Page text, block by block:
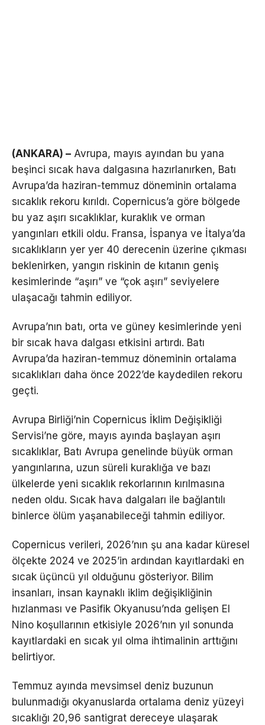
(ANKARA) – Avrupa, mayıs ayından bu yana
beşinci sıcak hava dalgasına hazırlanırken, Batı
Avrupa’da haziran-temmuz döneminin ortalama
sıcaklık rekoru kırıldı. Copernicus’a göre bölgede
bu yaz aşırı sıcaklıklar, kuraklık ve orman
yangınları etkili oldu. Fransa, İspanya ve İtalya’da
sıcaklıkların yer yer 40 derecenin üzerine çıkması
beklenirken, yangın riskinin de kıtanın geniş
kesimlerinde “aşırı” ve “çok aşırı” seviyelere
ulaşacağı tahmin ediliyor.
Avrupa’nın batı, orta ve güney kesimlerinde yeni
bir sıcak hava dalgası etkisini artırdı. Batı
Avrupa’da haziran-temmuz döneminin ortalama
sıcaklıkları daha önce 2022’de kaydedilen rekoru
geçti.
Avrupa Birliği’nin Copernicus İklim Değişikliği
Servisi’ne göre, mayıs ayında başlayan aşırı
sıcaklıklar, Batı Avrupa genelinde büyük orman
yangınlarına, uzun süreli kuraklığa ve bazı
ülkelerde yeni sıcaklık rekorlarının kırılmasına
neden oldu. Sıcak hava dalgaları ile bağlantılı
binlerce ölüm yaşanabileceği tahmin ediliyor.
Copernicus verileri, 2026’nın şu ana kadar küresel
ölçekte 2024 ve 2025’in ardından kayıtlardaki en
sıcak üçüncü yıl olduğunu gösteriyor. Bilim
insanları, insan kaynaklı iklim değişikliğinin
hızlanması ve Pasifik Okyanusu’nda gelişen El
Nino koşullarının etkisiyle 2026’nın yıl sonunda
kayıtlardaki en sıcak yıl olma ihtimalinin arttığını
belirtiyor.
Temmuz ayında mevsimsel deniz buzunun
bulunmadığı okyanuslarda ortalama deniz yüzeyi
sıcaklığı 20,96 santigrat dereceye ulaşarak